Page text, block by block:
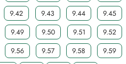
9.42 9.43 9.44
9.45
9.49 9.50 9.51
9.52
9.56 9.57 9.58
9.59